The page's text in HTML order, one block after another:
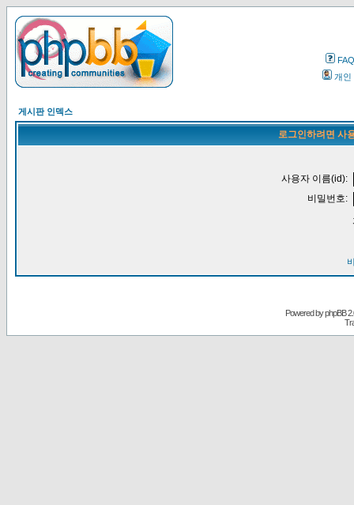
FAQ
개인
게시판 인덱스
로그인하려면 사
사용자 이름(id):
비밀번호:
Powered byphpBB